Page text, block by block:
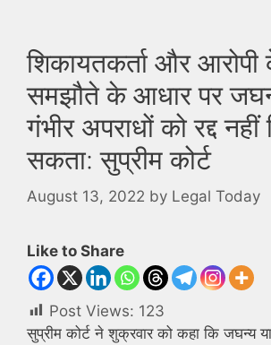
शिकायतकर्ता और आरोपी
समझौते के आधार पर
गंभीर अपराधों को रद्द नहीं
सकता: सुप्रीम कोर्ट
August 13, 2022 by Legal Today
Like to Share
Post Views: 123
सुप्रीम कोर्ट ने शुक्रवार को कहा कि जघन्य